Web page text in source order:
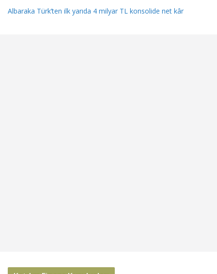
Albaraka Türk’ten ilk yarıda 4 milyar TL konsolide net kâr